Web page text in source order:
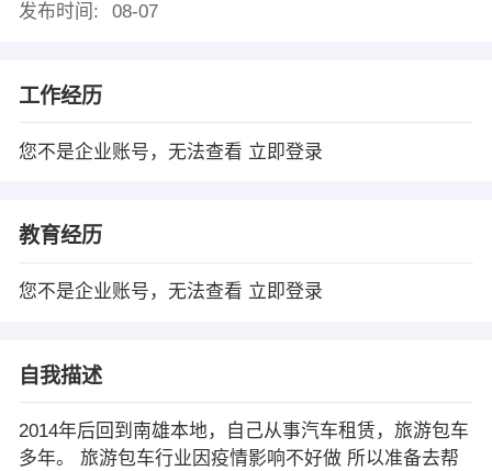
发布时间:
08-07
工作经历
您不是企业账号，无法查看 立即登录
教育经历
您不是企业账号，无法查看 立即登录
自我描述
2014年后回到南雄本地，自己从事汽车租赁，旅游包车
多年。 旅游包车行业因疫情影响不好做 所以准备去帮